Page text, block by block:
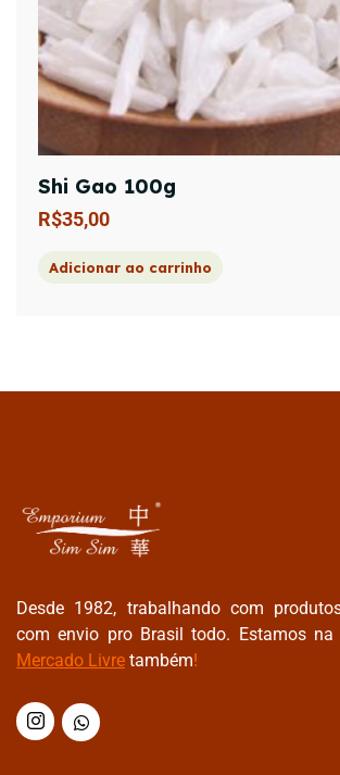
Shi Gao 100g
R$35,00
Adicionar ao carrinho
Desde 1982, trabalhando com
com envio pro Brasil todo. Estamos na
Mercado Livre também!